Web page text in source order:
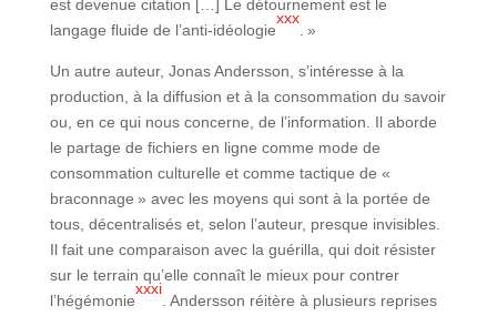
est devenue citation […] Le détournement est le
langage fluide de l’anti-idéologie
xxx
. »
Un autre auteur, Jonas Andersson, s’intéresse à la
production, à la diffusion et à la consommation du savoir
ou, en ce qui nous concerne, de l’information. Il aborde
le partage de fichiers en ligne comme mode de
consommation culturelle et comme tactique de «
braconnage » avec les moyens qui sont à la portée de
tous, décentralisés et, selon l’auteur, presque invisibles.
Il fait une comparaison avec la guérilla, qui doit résister
sur le terrain qu’elle connaît le mieux pour contrer
l’hégémonie
xxxi
. Andersson réitère à plusieurs reprises